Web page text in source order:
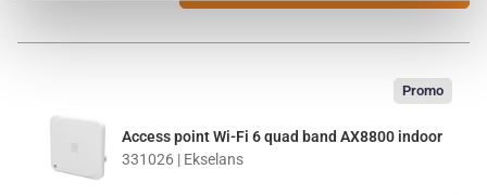
Promo
Access point Wi-Fi 6 quad band AX8800 indoor
331026 | Ekselans